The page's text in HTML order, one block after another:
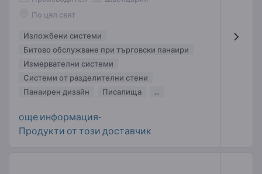
По цял свят
Изложбени системи
Битово обслужване при търговски панаири
Измервателни системи
Системи от разделителни стени
Панаирен дизайн
Писалища ...
още информация-
Продукти от този доставчик